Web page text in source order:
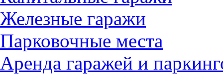
Железные гаражи
Парковочные места
Аренда гаражей и